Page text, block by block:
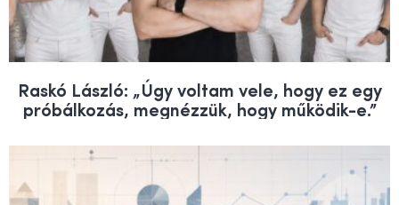
Raskó László: „Úgy voltam vele, hogy ez egy
próbálkozás, megnézzük, hogy működik-e.”